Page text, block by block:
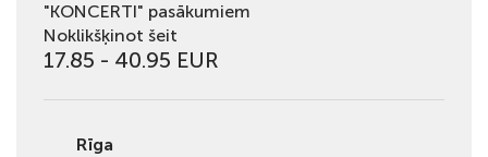
"KONCERTI" pasākumiem
Noklikšķinot šeit
17.85 - 40.95 EUR
Rīga